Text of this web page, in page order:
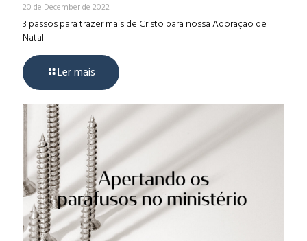
20 de December de 2022
3 passos para trazer mais de Cristo para nossa Adoração de
Natal
Ler mais